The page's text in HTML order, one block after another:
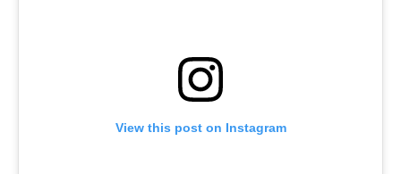
View this post on Instagram